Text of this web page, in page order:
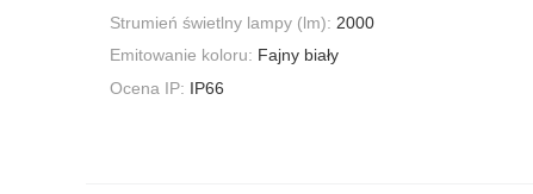
Strumień świetlny lampy (lm): 2000
Emitowanie koloru: Fajny biały
Ocena IP: IP66